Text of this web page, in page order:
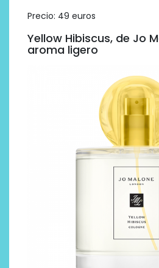
Precio: 49 euros
Yellow Hibiscus, de Jo
aroma ligero